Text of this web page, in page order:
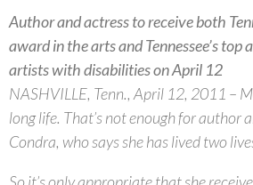
Author and actress to receive both
award in the arts and Tennessee’s
artists with disabilities on April 12
NASHVILLE, Tenn., April 12, 2011 –
long life. That’s not enough for author
Condra, who says she has lived two